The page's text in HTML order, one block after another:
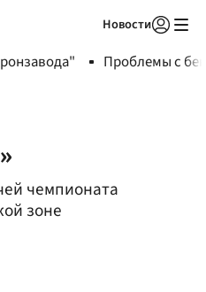
Новости
Проблемы с
чемпионата
зоне